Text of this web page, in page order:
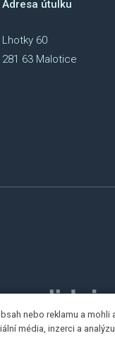
Adresa útulku
Lhotky 60
281 63 Malotice
nebo reklamu a mohli
média, inzerci a